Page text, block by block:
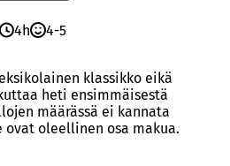
4h 4-5
klassikko eikä
heti ensimmäisestä
määrässä ei kannata
oleellinen osa makua.